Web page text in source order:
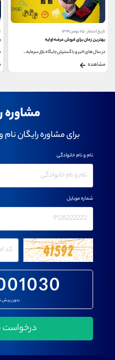
تاریخ انتشار : ۲۵ بهمن ۱۳۹۹
بهترین زمان برای فروش عرضه اولیه
در سال های اخیر و با گسترش جایگاه بازار سرمایه...
مشاهده
مشاوره
برای مشاوره رایگان
بدون پیش
نام و نام خانوادگی
شماره موبایل